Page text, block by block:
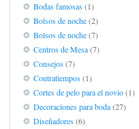
Bodas famosas(1)
Bolsos de noche(2)
Bolsos de noche(7)
Centros de Mesa(7)
Consejos(7)
Contratiempos(1)
Cortes de pelo para el novio(1)
Decoraciones para boda(27)
Diseñadores(6)